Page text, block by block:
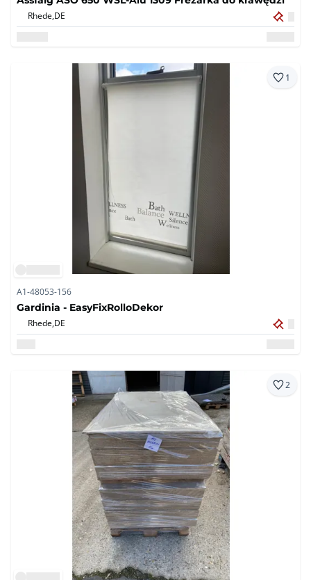
Rhede,DE
1
A1-48053-156
Gardinia - EasyFixRolloDekor
Rhede,DE
2